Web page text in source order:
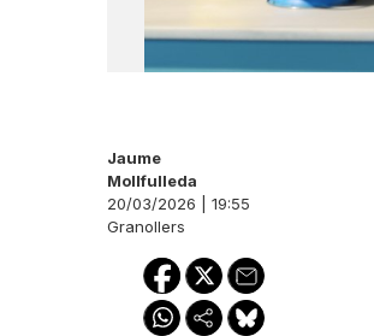
Jaume
Mollfulleda
20/03/2026 | 19:55
Granollers